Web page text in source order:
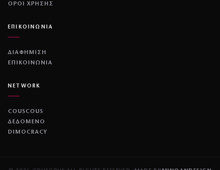
ΌΡΟΙ ΧΡΉΣΗΣ
ΕΠΙΚΟΙΝΩΝΙΑ
ΔΙΑΦΗΜΙΣΗ
ΕΠΙΚΟΙΝΩΝΙΑ
NETWORK
COUSCOUS
ΔΕΔΟΜΕΝΟ
DIMOCRACY